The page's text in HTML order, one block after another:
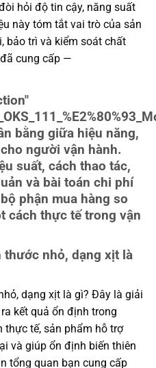
hỏi độ tin cậy, năng suất
này tóm tắt vai trò của sản
bảo trì và kiểm soát chất
cung cấp —
bằng giữa hiệu năng,
người vận hành.
suất, cách thao tác,
và bài toán chi phí
phận mua hàng so
cách thực tế trong vận
thước nhỏ, dạng xịt là
dạng xịt là gì? Đây là giải
kết quả ổn định trong
thực tế, sản phẩm hỗ trợ
và giúp ổn định biến thiên
tổng quan bạn cung cấp